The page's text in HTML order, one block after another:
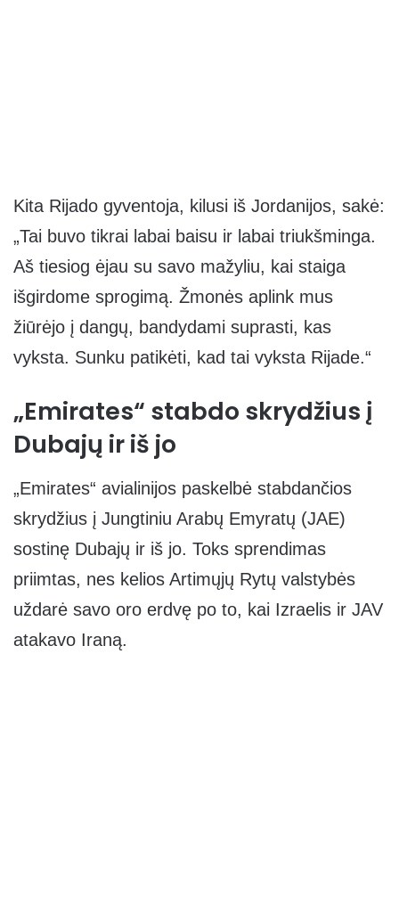
Kita Rijado gyventoja, kilusi iš Jordanijos, sakė:
„Tai buvo tikrai labai baisu ir labai triukšminga.
Aš tiesiog ėjau su savo mažyliu, kai staiga
išgirdome sprogimą. Žmonės aplink mus
žiūrėjo į dangų, bandydami suprasti, kas
vyksta. Sunku patikėti, kad tai vyksta Rijade.“
„Emirates“ stabdo skrydžius į
Dubajų ir iš jo
„Emirates“ avialinijos paskelbė stabdančios
skrydžius į Jungtiniu Arabų Emyratų (JAE)
sostinę Dubajų ir iš jo. Toks sprendimas
priimtas, nes kelios Artimųjų Rytų valstybės
uždarė savo oro erdvę po to, kai Izraelis ir JAV
atakavo Iraną.